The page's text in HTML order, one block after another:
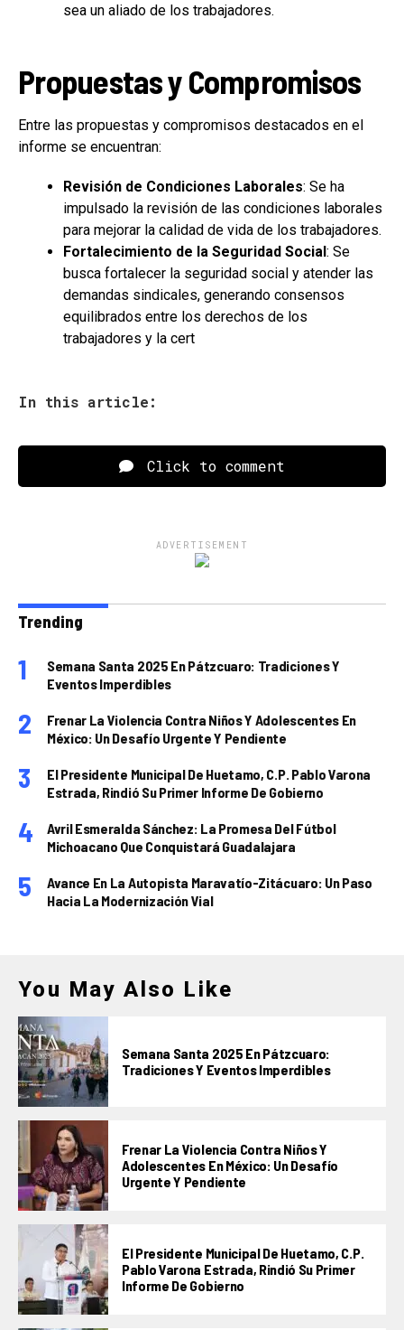
sea un aliado de los trabajadores.
Propuestas y Compromisos
Entre las propuestas y compromisos destacados en el
informe se encuentran:
Revisión de Condiciones Laborales: Se ha
impulsado la revisión de las condiciones laborales
para mejorar la calidad de vida de los trabajadores.
Fortalecimiento de la Seguridad Social: Se
busca fortalecer la seguridad social y atender las
demandas sindicales, generando consensos
equilibrados entre los derechos de los
trabajadores y la cert
In this article:
Click to comment
ADVERTISEMENT
Trending
Semana Santa 2025 En Pátzcuaro: Tradiciones Y
Eventos Imperdibles
Frenar La Violencia Contra Niños Y Adolescentes En
México: Un Desafío Urgente Y Pendiente
El Presidente Municipal De Huetamo, C.P. Pablo Varona
Estrada, Rindió Su Primer Informe De Gobierno
Avril Esmeralda Sánchez: La Promesa Del Fútbol
Michoacano Que Conquistará Guadalajara
Avance En La Autopista Maravatío-Zitácuaro: Un Paso
Hacia La Modernización Vial
You May Also Like
Semana Santa 2025 En Pátzcuaro:
Tradiciones Y Eventos Imperdibles
Frenar La Violencia Contra Niños Y
Adolescentes En México: Un Desafío
Urgente Y Pendiente
El Presidente Municipal De Huetamo, C.P.
Pablo Varona Estrada, Rindió Su Primer
Informe De Gobierno